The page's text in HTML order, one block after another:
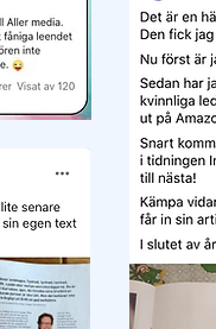
dig till